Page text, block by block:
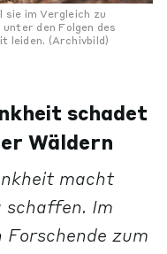
im Vergleich zu
den Folgen des
leiden. (Archivbild)
schadet
Wäldern
macht
schaffen. Im
zum